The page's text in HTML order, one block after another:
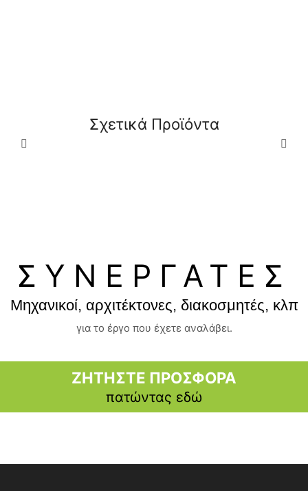
Σχετικά Προϊόντα
Μπαταρία νιπτήρος
ΠΕΡΙΣΣΌΤΕΡΑ
Μοντέρνα Ιταλική
ΠΕΡΙΣΣΌΤΕΡΑ
ΣΥΝΕΡΓΑΤΕΣ
Μηχανικοί, αρχιτέκτονες, διακοσμητές, κλπ
για το έργο που έχετε αναλάβει.
ΖΗΤΗΣΤΕ ΠΡΟΣΦΟΡΑ
πατώντας εδώ